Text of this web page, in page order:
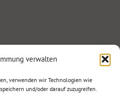
verwalten
verwenden wir Technologien wie
und/oder darauf zuzugreifen.